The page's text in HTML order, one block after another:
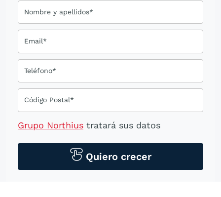
Nombre y apellidos*
Email*
Teléfono*
Código Postal*
Grupo Northius tratará sus datos
tecnológicos, incluso aplicaciones de
mensajería instantánea, con el fin de
Quiero crecer